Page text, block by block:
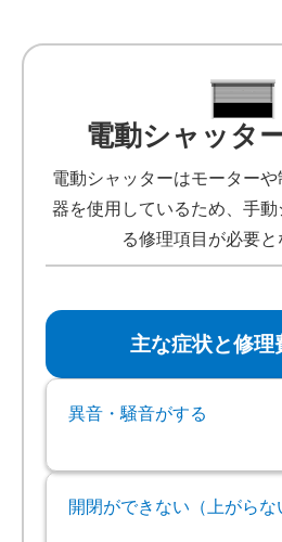
電動シャッタ
電動シャッターはモーター
器を使用しているため、手
る修理項目が必要と
主な症状と修理
異音・騒音がする
開閉ができない（上がらな